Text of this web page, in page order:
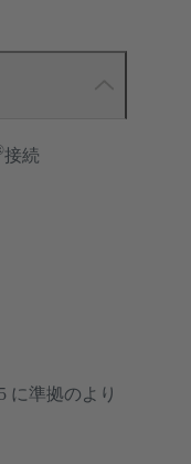
接続
に準拠のより